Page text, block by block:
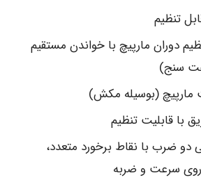
تنظیم
دوران مارپیچ با خواندن مستقیم
سنج)
مارپیچ (بوسیله مکش)
با قابلیت تنظیم
دو ضرب با نقاط برخورد متعدد،
روی سرعت و ضربه